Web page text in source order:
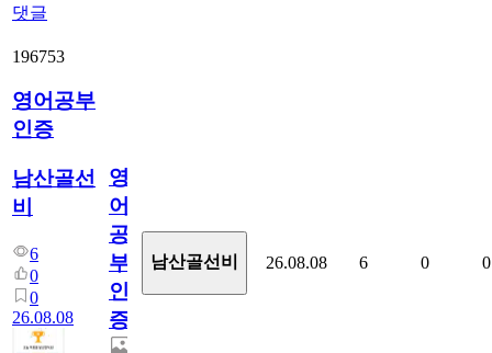
댓글
196753
영어공부
인증
남산골선
비
6
0
0
26.08.08
영
어
공
부
인
증
남산골선비 26.08.08 6 0 0